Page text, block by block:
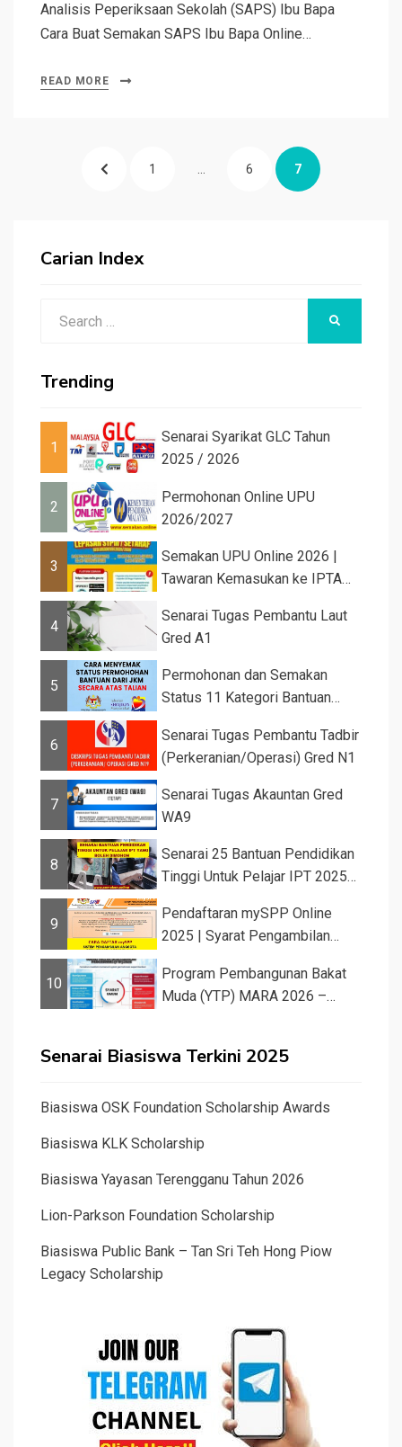
Analisis Peperiksaan Sekolah (SAPS) Ibu Bapa
Cara Buat Semakan SAPS Ibu Bapa Online…
READ MORE
PREVIOUSPAGE
1 … PAGE
6 PAGE
7
Carian Index
Trending
1
Senarai Syarikat GLC Tahun
2025 / 2026
2
Permohonan Online UPU
2026/2027
3
Semakan UPU Online 2026 |
Tawaran Kemasukan ke IPTA
4
Senarai Tugas Pembantu Laut
Gred A1
5
Permohonan dan Semakan
Status 11 Kategori Bantuan
6
Senarai Tugas Pembantu Tadbir
(Perkeranian/Operasi) Gred N1
7
Senarai Tugas Akauntan Gred
WA9
8
Senarai 25 Bantuan Pendidikan
Tinggi Untuk Pelajar IPT 2025
9
Pendaftaran mySPP Online
2025 | Syarat Pengambilan
10
Program Pembangunan Bakat
Muda (YTP) MARA 2026 –
Senarai Biasiswa Terkini 2025
Biasiswa OSK Foundation Scholarship Awards
Biasiswa KLK Scholarship
Biasiswa Yayasan Terengganu Tahun 2026
Lion-Parkson Foundation Scholarship
Biasiswa Public Bank – Tan Sri Teh Hong Piow
Legacy Scholarship